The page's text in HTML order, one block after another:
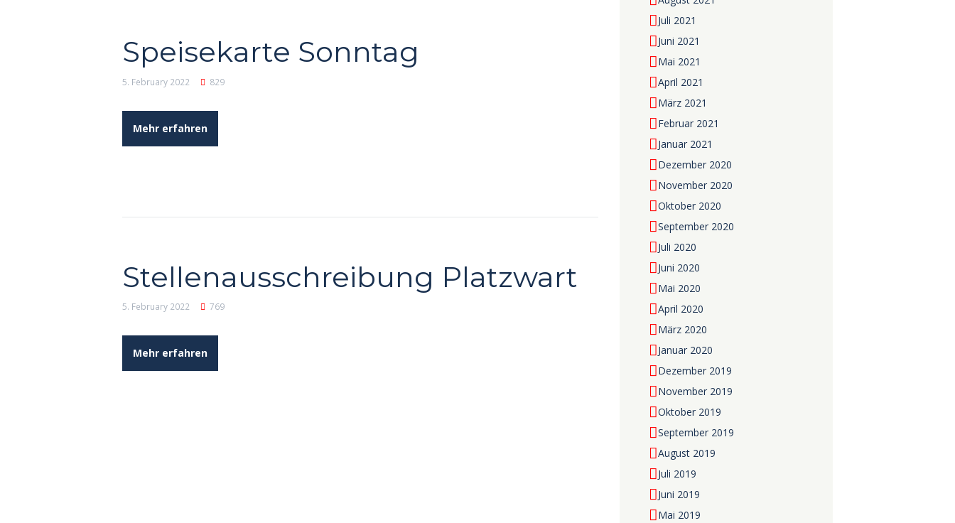
Speisekarte Sonntag
5. February 2022 829
Mehr erfahren
Stellenausschreibung Platzwart
5. February 2022 769
Mehr erfahren
Juli 2021
Juni 2021
Mai 2021
April 2021
März 2021
Februar 2021
Januar 2021
Dezember 2020
November 2020
Oktober 2020
September 2020
Juli 2020
Juni 2020
Mai 2020
April 2020
März 2020
Januar 2020
Dezember 2019
November 2019
Oktober 2019
September 2019
August 2019
Juli 2019
Juni 2019
Mai 2019